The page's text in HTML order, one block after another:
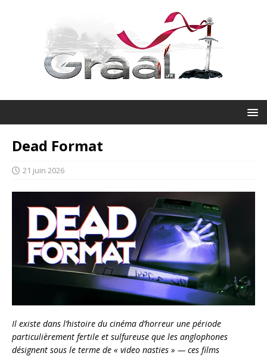
Dead Format
21 juin 2026
Il existe dans l’histoire du cinéma d’horreur une période
particulièrement fertile et sulfureuse que les anglophones
désignent sous le terme de « video nasties » — ces films